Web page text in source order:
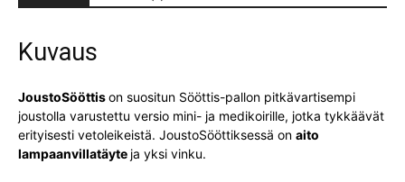
Kuvaus
JoustoSööttison suositun Sööttis-pallon pitkävartisempi
joustolla varustettu versio mini- ja medikoirille, jotka tykkäävät
erityisesti vetoleikeistä. JoustoSööttiksessä on aito
lampaanvillatäyte ja yksi vinku.